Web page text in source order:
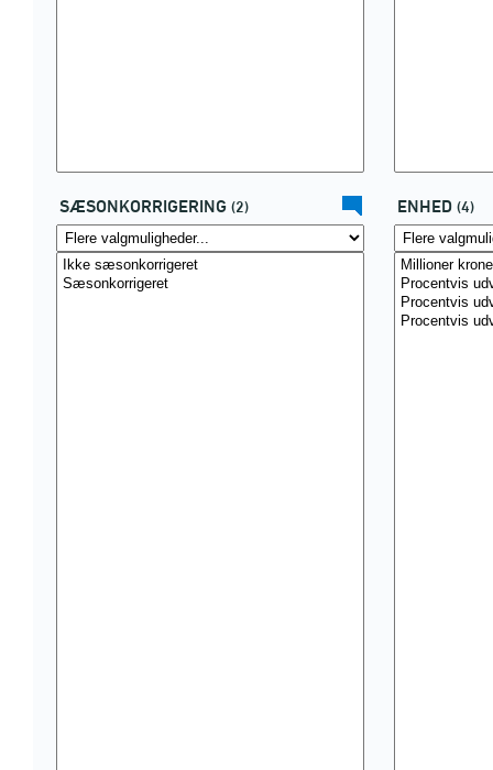
SÆSONKORRIGERING (2) ENHED (4)